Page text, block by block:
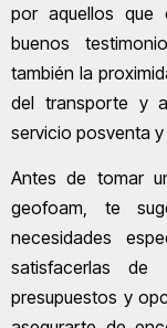
por aquellos que
buenos
también la
del transporte y
servicio posventa
Antes de tomar
geofoam, te
necesidades
satisfacerlas de
presupuestos y